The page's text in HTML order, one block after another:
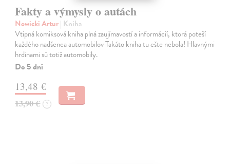
Fakty a výmysly o autách
Nowicki Artur| Kniha
Vtipná komiksová kniha plná zaujímavostí a informácií, ktorá poteší
každého nadšenca automobilov Takáto kniha tu ešte nebola! Hlavnými
hrdinami sú totiž automobily.
Do 5 dní
13,48 €
13,90 € ?